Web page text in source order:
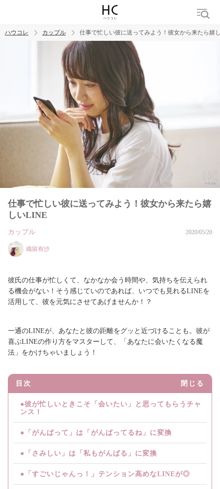
カップル デート エッチ セックス 長続き
ハウコレ カップル 仕事で忙しい彼に送ってみよう！彼女から来たら嬉
仕事で忙しい彼に送ってみよう！彼女から来たら嬉
しいLINE
カップル 2020/05/20
織留有沙
彼氏の仕事が忙しくて、なかなか会う時間や、気持ちを伝えられ
る機会がない！そう感じていのであれば、いつでも見れるLINEを
活用して、彼を元気にさせてあげませんか！？
一通のLINEが、あなたと彼の距離をグッと近づけることも。彼が
喜ぶLINEの作り方をマスターして、「あなたに会いたくなる魔
法」をかけちゃいましょう！
目次 閉じる
●彼が忙しいときこそ「会いたい」と思ってもらうチャ
ンス！
●「がんばって」は「がんばってるね」に変換
●「さみしい」は「私もがんばる」に変換
●「すごいじゃんっ！」テンション高めなLINEが◎